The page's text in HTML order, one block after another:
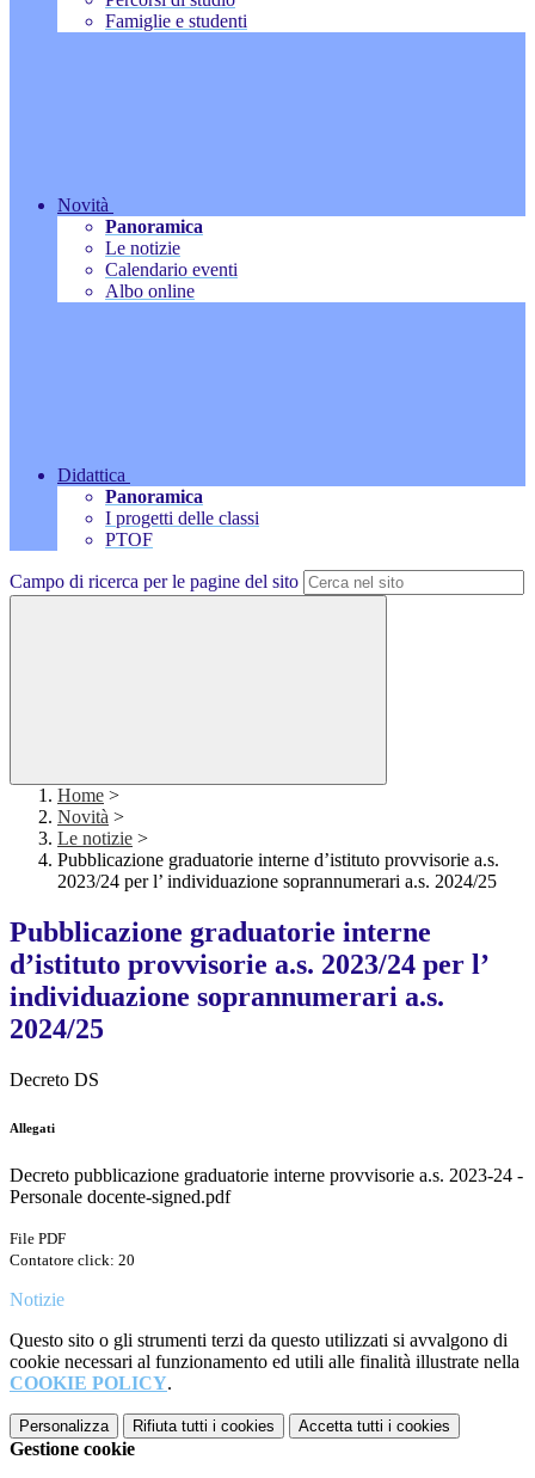
Famiglie e studenti
Novità
Panoramica
Le notizie
Calendario eventi
Albo online
Didattica
Panoramica
I progetti delle classi
PTOF
Campo di ricerca per le pagine del sito
Home >
Novità >
Le notizie >
Pubblicazione graduatorie interne d’istituto provvisorie a.s.
2023/24 per l’ individuazione soprannumerari a.s. 2024/25
Pubblicazione graduatorie interne
d’istituto provvisorie a.s. 2023/24 per l’
individuazione soprannumerari a.s.
2024/25
Decreto DS
Allegati
Decreto pubblicazione graduatorie interne provvisorie a.s. 2023-24 -
Personale docente-signed.pdf
File PDF
Contatore click: 20
Notizie
Questo sito o gli strumenti terzi da questo utilizzati si avvalgono di
cookie necessari al funzionamento ed utili alle finalità illustrate nella
COOKIE POLICY.
Personalizza Rifiuta tutti i cookies Accetta tutti i cookies
Gestione cookie